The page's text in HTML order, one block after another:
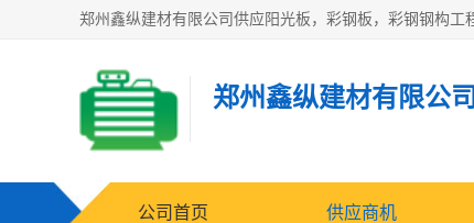
郑州鑫纵建材有限公司
公司首页 供应商机